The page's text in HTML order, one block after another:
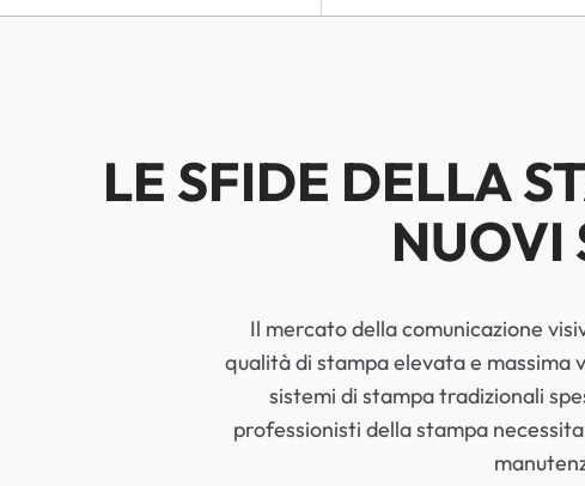
LE SFIDE DELLA
NUOVI
Il mercato della comunicazione
qualità di stampa elevata e
sistemi di stampa tradizionali
professionisti della stampa